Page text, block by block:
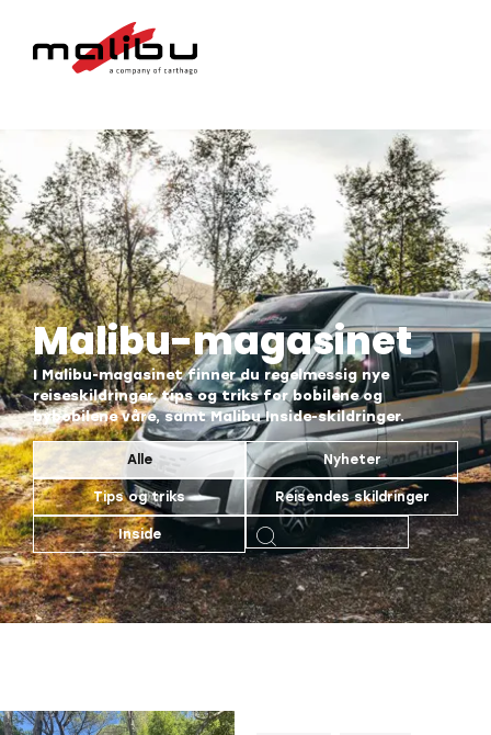
Malibu-magasinet
I Malibu-magasinet finner du regelmessig nye
reiseskildringer, tips og triks for bobilene og
bybobilene våre, samt Malibu Inside-skildringer.
Alle Nyheter
Tips og triks Reisendes skildringer
Inside